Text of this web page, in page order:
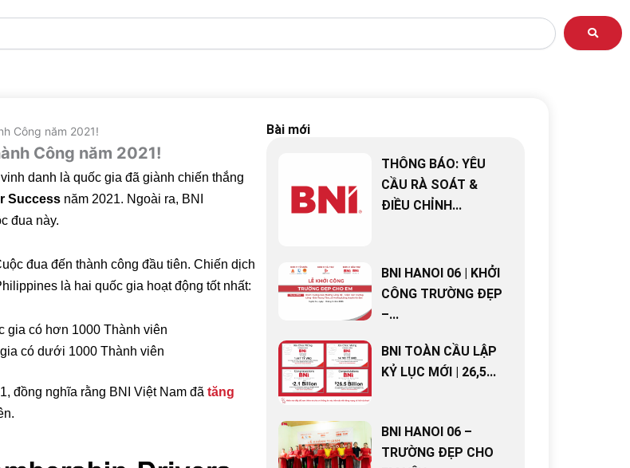
Công năm 2021!
Công năm 2021!
danh là quốc gia đã giành chiến thắng
Success năm 2021. Ngoài ra, BNI
đua này.
đua đến thành công đầu tiên. Chiến dịch
là hai quốc gia hoạt động tốt nhất:
gia có hơn 1000 Thành viên
có dưới 1000 Thành viên
đồng nghĩa rằng BNI Việt Nam đã tăng
Bài mới
THÔNG BÁO: YÊU
CẦU RÀ SOÁT &
ĐIỀU CHỈNH...
BNI HANOI 06 | KHỞI
CÔNG TRƯỜNG ĐẸP
–...
BNI TOÀN CẦU LẬP
KỶ LỤC MỚI | 26,5...
BNI HANOI 06 –
TRƯỜNG ĐẸP CHO